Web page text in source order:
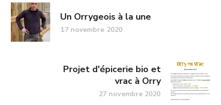
Un Orrygeois à la une
17 novembre 2020
Projet d'épicerie bio et
vrac à Orry
27 novembre 2020